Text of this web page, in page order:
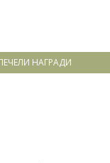
НАГРАДИ